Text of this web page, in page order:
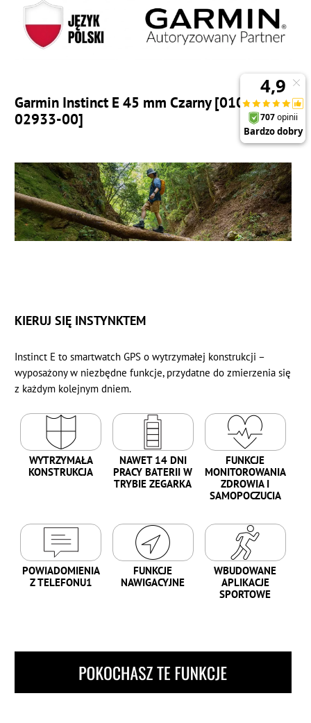
Garmin Instinct E 45 mm Czarny [010-
02933-00]
KIERUJ SIĘ INSTYNKTEM
Instinct E to smartwatch GPS o wytrzymałej konstrukcji –
wyposażony w niezbędne funkcje, przydatne do zmierzenia się
z każdym kolejnym dniem.
WYTRZYMAŁA
KONSTRUKCJA
NAWET 14 DNI
PRACY BATERII W
TRYBIE ZEGARKA
FUNKCJE
MONITOROWANIA
ZDROWIA I
SAMOPOCZUCIA
POWIADOMIENIA
Z TELEFONU1
FUNKCJE
NAWIGACYJNE
WBUDOWANE
APLIKACJE
SPORTOWE